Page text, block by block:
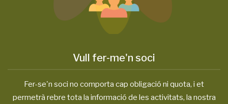
Vull fer-me'n soci
Fer-se'n soci no comporta cap obligació ni quota, i et
permetrà rebre tota la informació de les activitats, la nostra